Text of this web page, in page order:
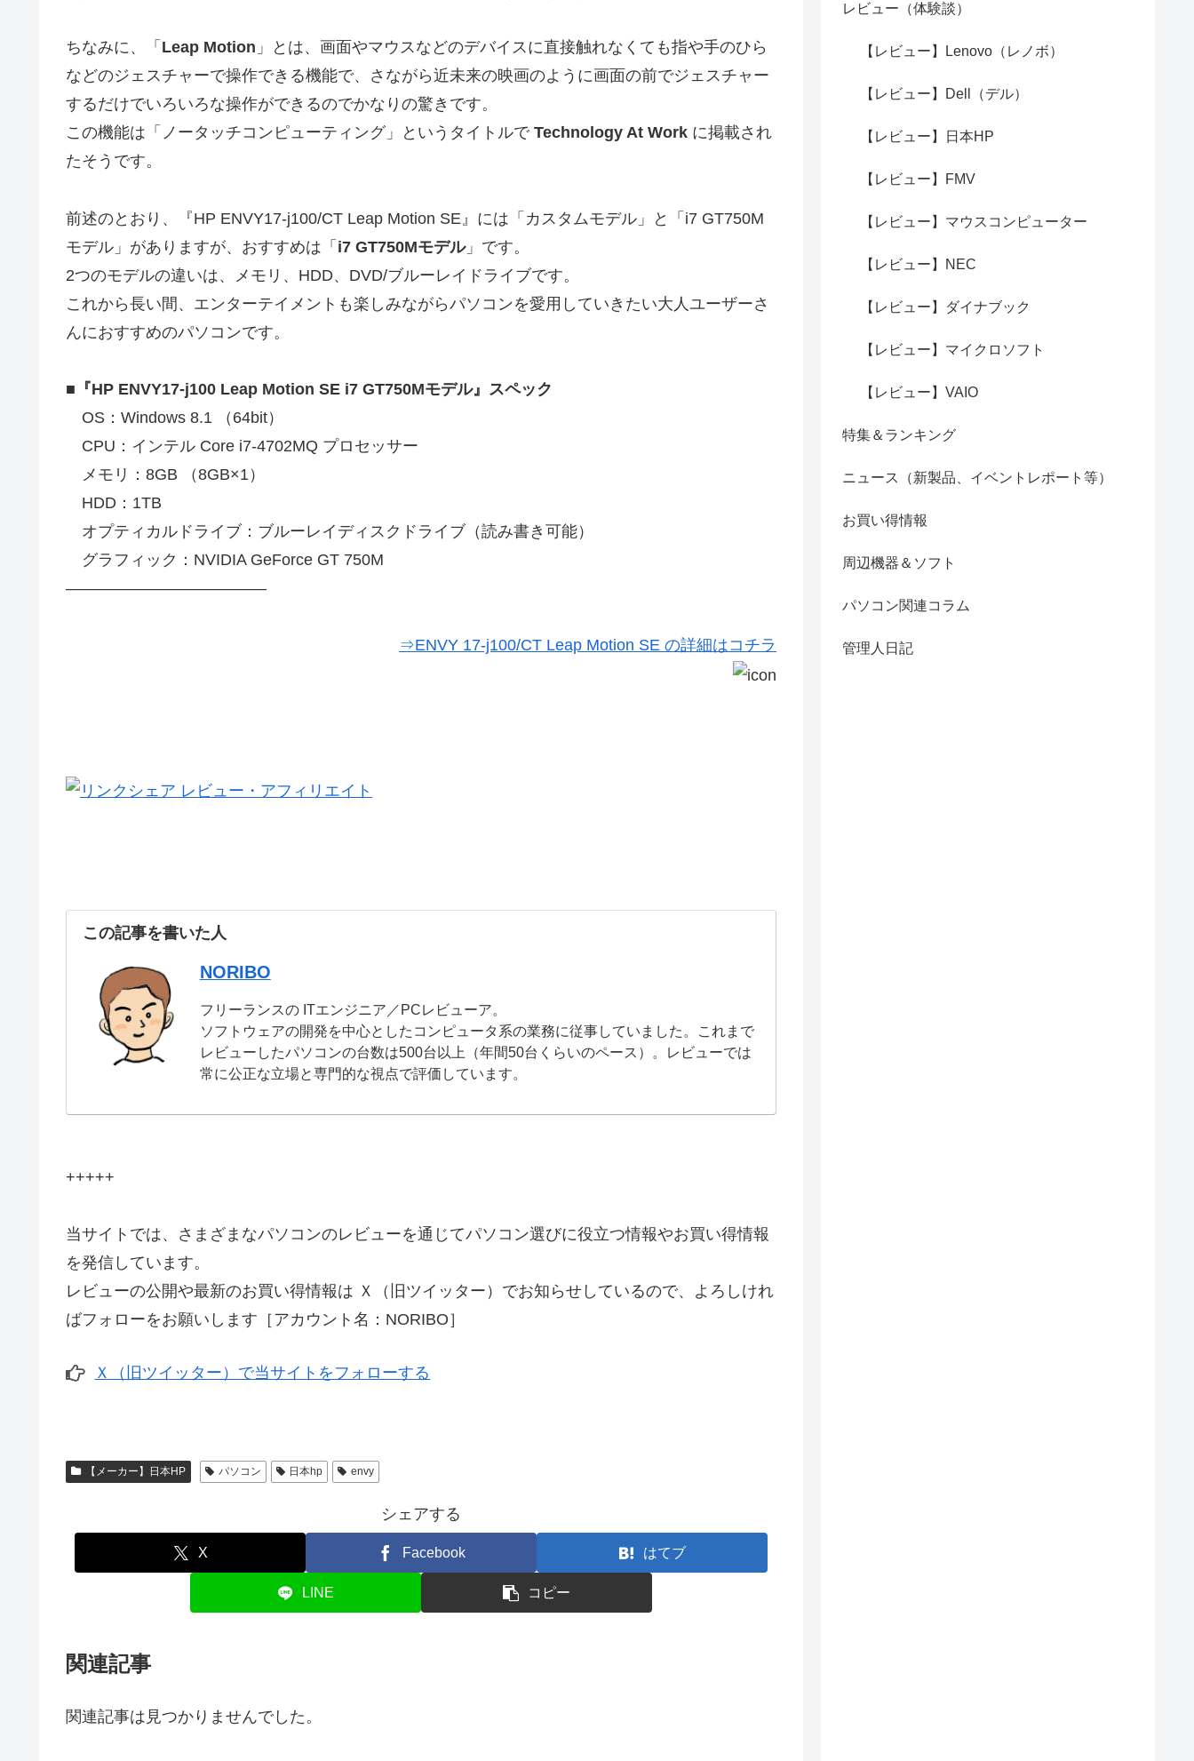
ちなみに、「 Leap Motion 」とは、画面やマウスなどのデバイスに直接触れなくても指や手のひら
などのジェスチャーで操作できる機能で、さながら近未来の映画のように画面の前でジェスチャー
するだけでいろいろな操作ができるのでかなりの驚きです。
この機能は「ノータッチコンピューティング」というタイトルで Technology At Work に掲載され
たそうです。
前述のとおり、『HP ENVY17-j100/CT Leap Motion SE』には「カスタムモデル」と「i7 GT750M
モデル」がありますが、おすすめは「 i7 GT750Mモデル」です。
2つのモデルの違いは、メモリ、HDD、DVD/ブルーレイドライブです。
これから長い間、エンターテイメントも楽しみながらパソコンを愛用していきたい大人ユーザーさ
んにおすすめのパソコンです。
■『HP ENVY17-j100 Leap Motion SE i7 GT750Mモデル』スペック
OS：Windows 8.1 （64bit）
CPU：インテル Core i7-4702MQ プロセッサー
メモリ：8GB （8GB×1）
HDD：1TB
オプティカルドライブ：ブルーレイディスクドライブ（読み書き可能）
グラフィック：NVIDIA GeForce GT 750M
————————————–
⇒ENVY 17-j100/CT Leap Motion SE の詳細はコチラ
この記事を書いた人
NORIBO
フリーランスの ITエンジニア／PCレビューア。
ソフトウェアの開発を中心としたコンピュータ系の業務に従事していました。これまで
レビューしたパソコンの台数は500台以上（年間50台くらいのペース）。レビューでは
常に公正な立場と専門的な視点で評価しています。
+++++
当サイトでは、さまざまなパソコンのレビューを通じてパソコン選びに役立つ情報やお買い得情報
を発信しています。
レビューの公開や最新のお買い得情報は Ｘ（旧ツイッター）でお知らせしているので、よろしけれ
ばフォローをお願いします［アカウント名：NORIBO］
Ｘ（旧ツイッター）で当サイトをフォローする
【メーカー】日本HP パソコン 日本hp envy
シェアする
X Facebook はてブ
LINE コピー
関連記事
関連記事は見つかりませんでした。
レビュー（体験談）
【レビュー】Lenovo（レノボ）
【レビュー】Dell（デル）
【レビュー】日本HP
【レビュー】FMV
【レビュー】マウスコンピューター
【レビュー】NEC
【レビュー】ダイナブック
【レビュー】マイクロソフト
【レビュー】VAIO
特集＆ランキング
ニュース（新製品、イベントレポート等）
お買い得情報
周辺機器＆ソフト
パソコン関連コラム
管理人日記